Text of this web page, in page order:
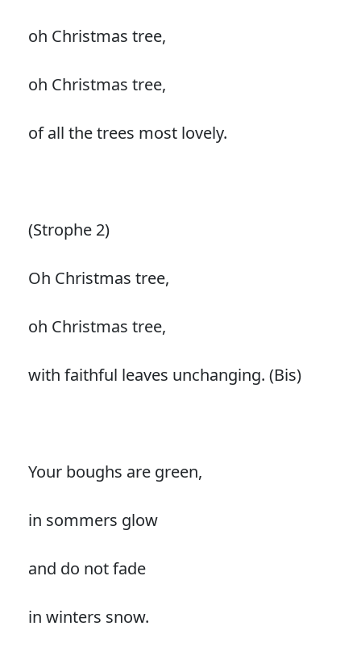
oh Christmas tree,
oh Christmas tree,
of all the trees most lovely.
(Strophe 2)
Oh Christmas tree,
oh Christmas tree,
with faithful leaves unchanging. (Bis)
Your boughs are green,
in sommers glow
and do not fade
in winters snow.